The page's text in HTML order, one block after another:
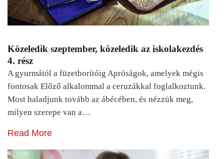
Közeledik szeptember, közeledik az iskolakezdés
4. rész
A gyurmától a füzetborítóig Apróságok, amelyek mégis
fontosak Előző alkalommal a ceruzákkal foglalkoztunk.
Most haladjunk tovább az ábécében, és nézzük meg,
milyen szerepe van a…
Read More